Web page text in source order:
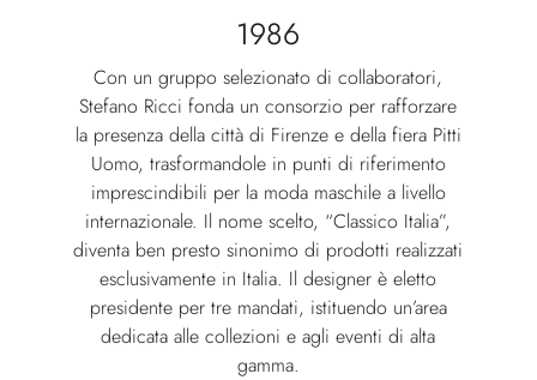
1986
Con un gruppo selezionato di collaboratori,
Stefano Ricci fonda un consorzio per rafforzare
la presenza della città di Firenze e della fiera Pitti
Uomo, trasformandole in punti di riferimento
imprescindibili per la moda maschile a livello
internazionale. Il nome scelto, “Classico Italia”,
diventa ben presto sinonimo di prodotti realizzati
esclusivamente in Italia. Il designer è eletto
presidente per tre mandati, istituendo un’area
dedicata alle collezioni e agli eventi di alta
gamma.